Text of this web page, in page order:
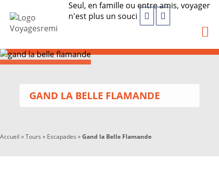
Seul, en famille ou entre amis, voyager
n'est plus un souci
GAND LA BELLE FLAMANDE
Accueil »Tours » Escapades »Gand la Belle Flamande